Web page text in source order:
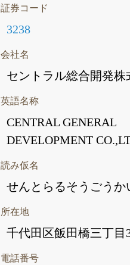
証券コード
3238
会社名
セントラル総合開発株
英語名称
CENTRAL GENERAL
DEVELOPMENT
読み仮名
せんとらるそうごうか
所在地
千代田区飯田橋三丁目
電話番号